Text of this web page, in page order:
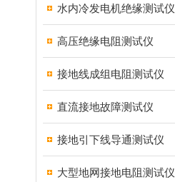
水内冷发电机绝缘测试仪
高压绝缘电阻测试仪
接地线成组电阻测试仪
直流接地故障测试仪
接地引下线导通测试仪
大型地网接地电阻测试仪